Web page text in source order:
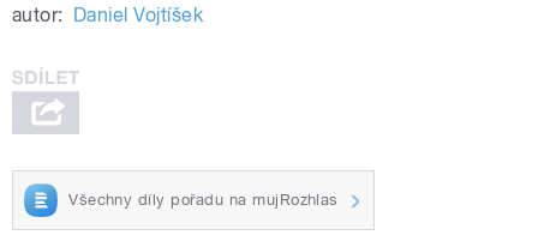
autor: Daniel Vojtíšek
Všechny díly pořadu na mujRozhlas